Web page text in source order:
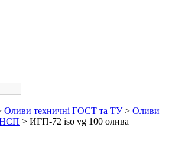
Оливи техничні ГОСТ та ТУ> Оливи
> ИГП-72 iso vg 100 олива